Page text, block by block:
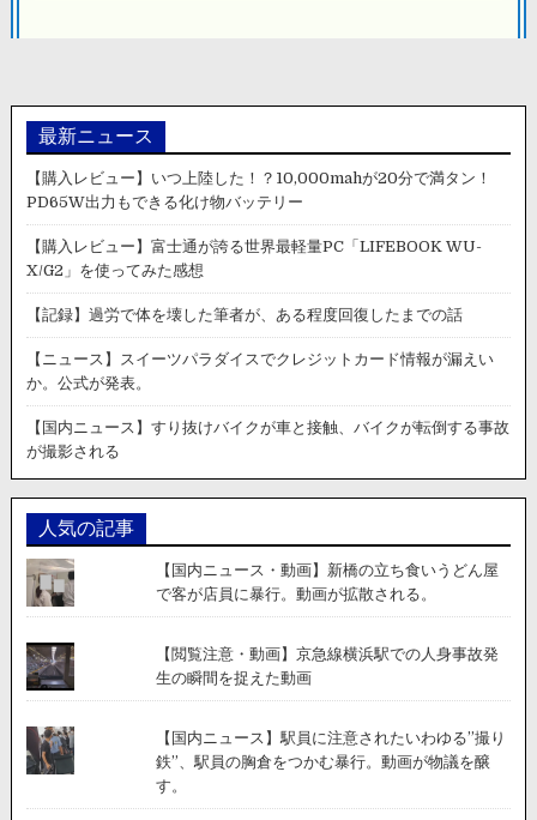
最新ニュース
【購入レビュー】いつ上陸した！？10,000mahが20分で満タン！
PD65W出力もできる化け物バッテリー
【購入レビュー】富士通が誇る世界最軽量PC「LIFEBOOK WU-
X/G2」を使ってみた感想
【記録】過労で体を壊した筆者が、ある程度回復したまでの話
【ニュース】スイーツパラダイスでクレジットカード情報が漏えい
か。公式が発表。
【国内ニュース】すり抜けバイクが車と接触、バイクが転倒する事故
が撮影される
人気の記事
【国内ニュース・動画】新橋の立ち食いうどん屋
で客が店員に暴行。動画が拡散される。
【閲覧注意・動画】京急線横浜駅での人身事故発
生の瞬間を捉えた動画
【国内ニュース】駅員に注意されたいわゆる”撮り
鉄”、駅員の胸倉をつかむ暴行。動画が物議を醸
す。